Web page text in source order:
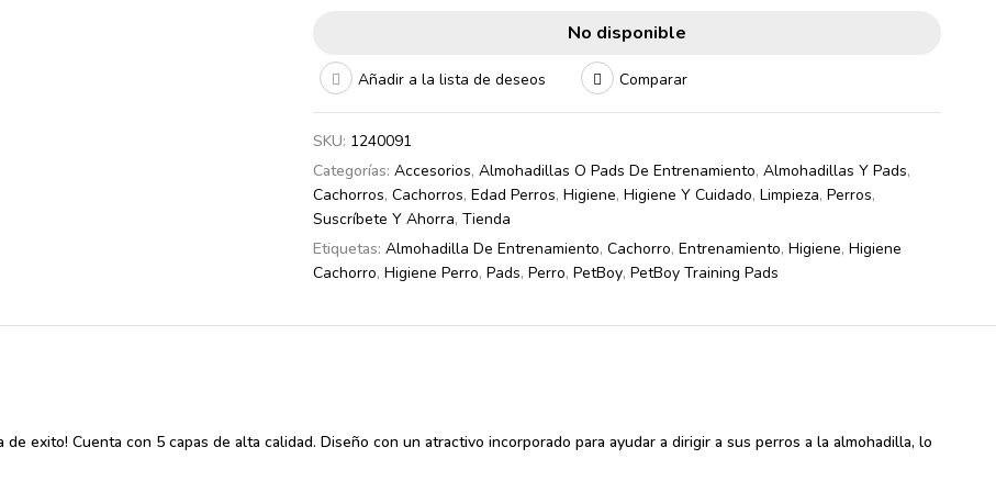
No disponible
Añadir a la lista de deseos Comparar
SKU: 1240091
Categorías: Accesorios, Almohadillas O Pads De Entrenamiento, Almohadillas Y Pads,
Cachorros, Cachorros, Edad Perros, Higiene, Higiene Y Cuidado, Limpieza, Perros,
Suscríbete Y Ahorra, Tienda
Etiquetas: Almohadilla De Entrenamiento, Cachorro, Entrenamiento, Higiene, Higiene
Cachorro, Higiene Perro, Pads, Perro, PetBoy, PetBoy Training Pads
exito! Cuenta con 5 capas de alta calidad. Diseño con un atractivo incorporado para ayudar a dirigir a sus perros a la almohadilla, lo